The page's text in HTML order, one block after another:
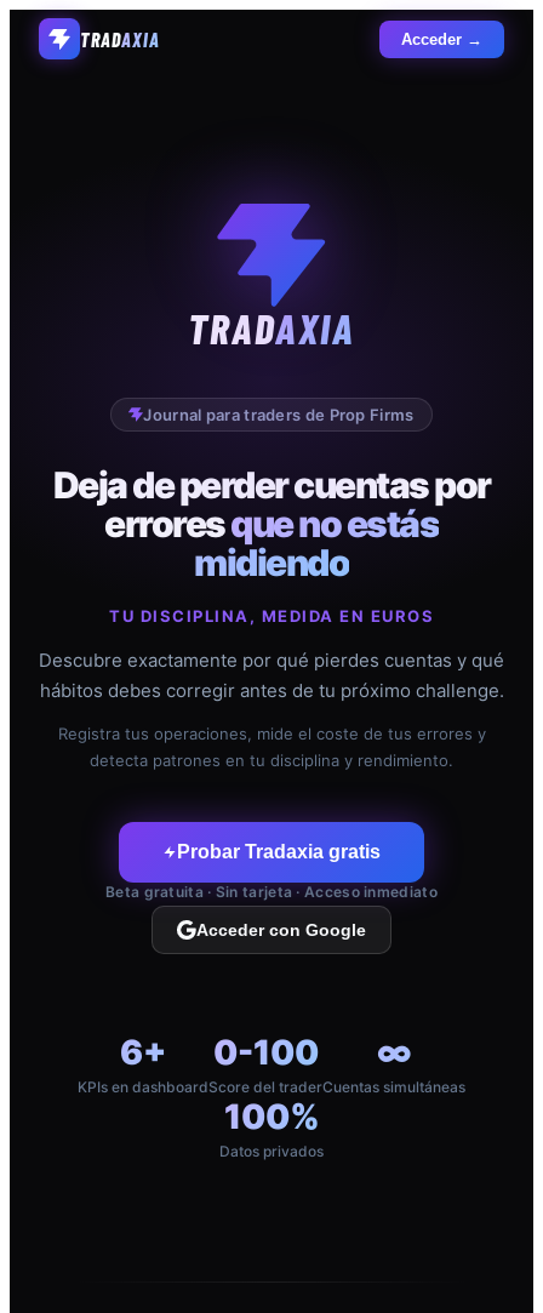
TRADAXIA Acceder →
TRADAXIA
Journal para traders de Prop Firms
Deja de perder cuentas por
erroresque no estás
midiendo
TU DISCIPLINA, MEDIDA EN EUROS
Descubre exactamente por qué pierdes cuentas y qué
hábitos debes corregir antes de tu próximo challenge.
Registra tus operaciones, mide el coste de tus errores y
detecta patrones en tu disciplina y rendimiento.
Probar Tradaxia gratis
Beta gratuita · Sin tarjeta · Acceso inmediato
Acceder con Google
6+
KPIs en dashboard
0-100
Score del trader
∞
Cuentas simultáneas
100%
Datos privados